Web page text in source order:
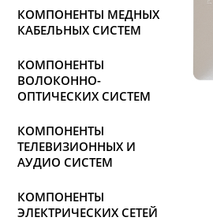
КОМПОНЕНТЫ МЕДНЫХ
КАБЕЛЬНЫХ СИСТЕМ
КОМПОНЕНТЫ
ВОЛОКОННО-
ОПТИЧЕСКИХ СИСТЕМ
КОМПОНЕНТЫ
ТЕЛЕВИЗИОННЫХ И
АУДИО СИСТЕМ
КОМПОНЕНТЫ
ЭЛЕКТРИЧЕСКИХ СЕТЕЙ